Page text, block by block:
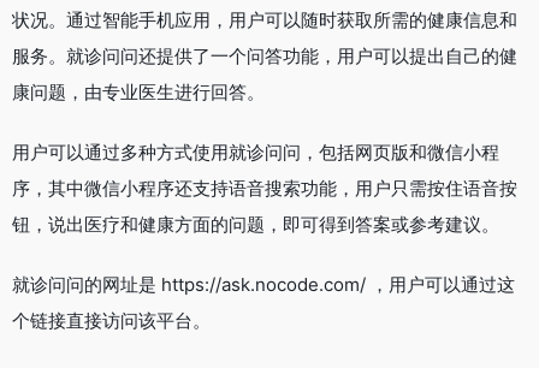
状况。通过智能手机应用，用户可以随时获取所需的健康信息和
服务。就诊问问还提供了一个问答功能，用户可以提出自己的健
康问题，由专业医生进行回答。
用户可以通过多种方式使用就诊问问，包括网页版和微信小程
序，其中微信小程序还支持语音搜索功能，用户只需按住语音按
钮，说出医疗和健康方面的问题，即可得到答案或参考建议。
就诊问问的网址是 https://ask.nocode.com/ ，用户可以通过这
个链接直接访问该平台。